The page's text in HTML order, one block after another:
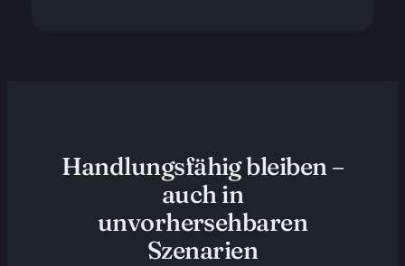
Handlungsfähig bleiben –
auch in
unvorhersehbaren
Szenarien